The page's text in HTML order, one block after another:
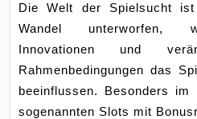
der
und
Die Welt der Spielsucht ist
Wandel unterworfen,
Innovationen und
Rahmenbedingungen das
beeinflussen. Besonders
sogenannten Slots mit